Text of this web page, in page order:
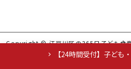
Copyright © 江戸川区の365日子ども食
人らいおんはーと」 All
【24時間受付】子ども